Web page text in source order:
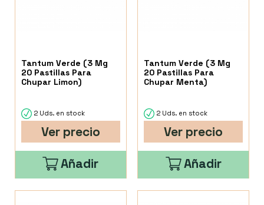
Tantum Verde (3 Mg
20 Pastillas Para
Chupar Limon)
2 Uds. en stock
Ver precio
Añadir
Tantum Verde (3 Mg
20 Pastillas Para
Chupar Menta)
2 Uds. en stock
Ver precio
Añadir